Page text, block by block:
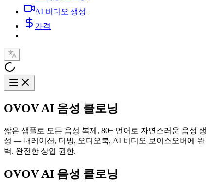
AI 비디오 생성
가격
OVOV AI 음성 클로닝
짧은 샘플로 모든 음성 복제, 80+ 언어로 자연스러운 음성 생
성 — 내레이션, 더빙, 오디오북, AI 비디오 보이스오버에 완
벽. 완전한 상업 권한.
OVOV AI 음성 클로닝